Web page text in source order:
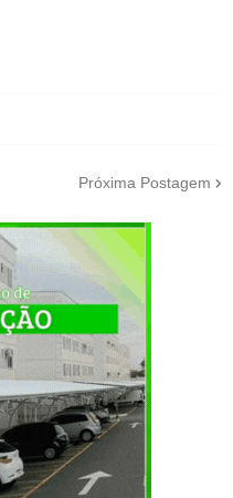
Próxima Postagem